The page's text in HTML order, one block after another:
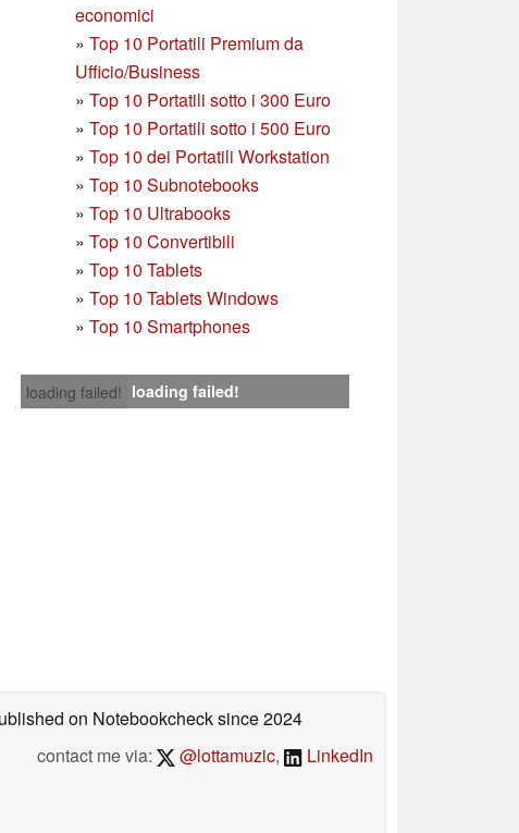
economici
» Top 10 Portatili Premium da
Ufficio/Business
» Top 10 Portatili sotto i 300 Euro
» Top 10 Portatili sotto i 500 Euro
» Top 10 dei Portatili Workstation
» Top 10 Subnotebooks
» Top 10 Ultrabooks
» Top 10 Convertibili
» Top 10 Tablets
» Top 10 Tablets Windows
» Top 10 Smartphones
loading failed! loading failed!
on Notebookchecksince 2024
contact me via:
@lottamuzic, LinkedIn